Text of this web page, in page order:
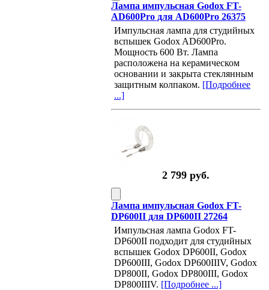
Лампа импульсная Godox FT-
AD600Pro для AD600Pro 26375
Импульсная лампа для студийных
вспышек Godox AD600Pro.
Мощность 600 Вт. Лампа
расположена на керамическом
основании и закрыта стеклянным
защитным колпаком. [Подробнее
...]
2 799 руб.
Лампа импульсная Godox FT-
DP600II для DP600II 27264
Импульсная лампа Godox FT-
DP600II подходит для студийных
вспышек Godox DP600II, Godox
DP600III, Godox DP600IIIV, Godox
DP800II, Godox DP800III, Godox
DP800IIIV. [Подробнее ...]